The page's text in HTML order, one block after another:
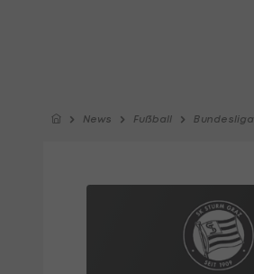
News Fußball Bundesliga